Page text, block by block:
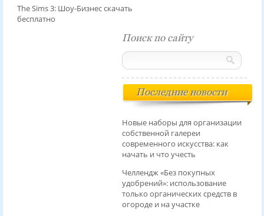
The Sims 3: Шоу-Бизнес скачать
бесплатно
Поиск по сайту
Последние новости
Новые наборы для организации
собственной галереи
современного искусства: как
начать и что учесть
Челлендж «Без покупных
удобрений»: использование
только органических средств в
огороде и на участке